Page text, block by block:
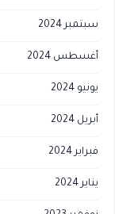
سبتمبر 2024
أغسطس 2024
يونيو 2024
أبريل 2024
فبراير 2024
يناير 2024